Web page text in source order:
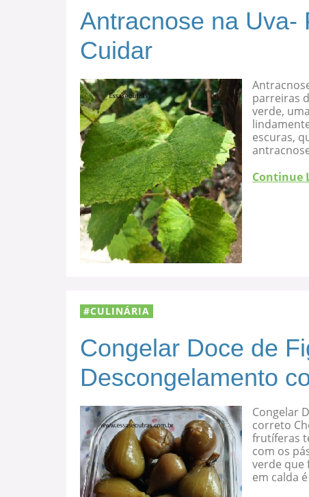
Antracnose na Uva-
Cuidar
parreiras
verde,
escuras,
Continue
CULINÁRIA
Congelar Doce de
Descongelamento
Congelar
correto
frutíferas
com os
verde que
em calda